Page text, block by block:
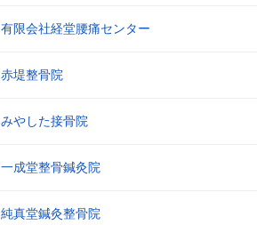
有限会社経堂腰痛センター
赤堤整骨院
みやした接骨院
一成堂整骨鍼灸院
純真堂鍼灸整骨院